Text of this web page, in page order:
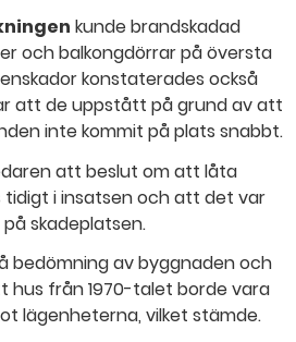
kunde brandskadad
och balkongdörrar på översta
konstaterades också
att de uppstått på grund av att
inte kommit på plats snabbt.
att beslut om att låta
tidigt i insatsen och att det var
skadeplatsen.
bedömning av byggnaden och
hus från 1970-talet borde vara
lägenheterna, vilket stämde.